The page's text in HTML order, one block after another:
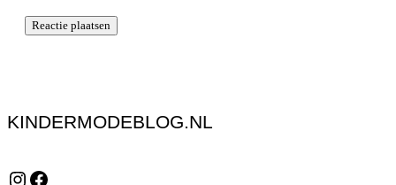
KINDERMODEBLOG.NL
Instagram Facebook